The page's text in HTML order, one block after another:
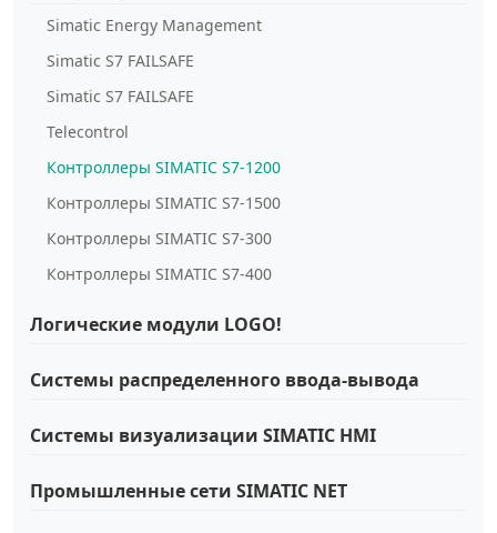
Simatic Energy Management
Simatic S7 FAILSAFE
Simatic S7 FAILSAFE
Telecontrol
Контроллеры SIMATIC S7-1200
Контроллеры SIMATIC S7-1500
Контроллеры SIMATIC S7-300
Контроллеры SIMATIC S7-400
Логические модули LOGO!
Системы распределенного ввода-вывода
Системы визуализации SIMATIC HMI
Промышленные сети SIMATIC NET